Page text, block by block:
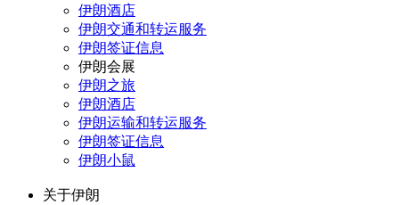
伊朗酒店
伊朗交通和转运服务
伊朗签证信息
伊朗会展
伊朗之旅
伊朗酒店
伊朗运输和转运服务
伊朗签证信息
伊朗小鼠
关于伊朗